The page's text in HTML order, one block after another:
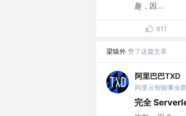
趣，因...
611
梁猿外 赞了这篇文章
阿里巴巴TXD
完全